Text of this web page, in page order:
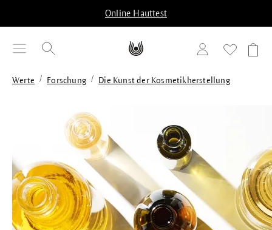
Online Hauttest
Werte / Forschung / Die Kunst der Kosmetikherstellung